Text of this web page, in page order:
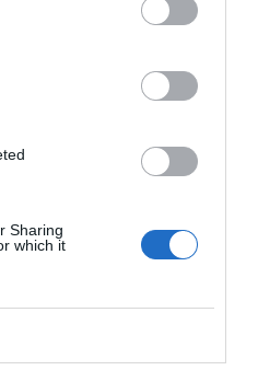
Sharing
which it